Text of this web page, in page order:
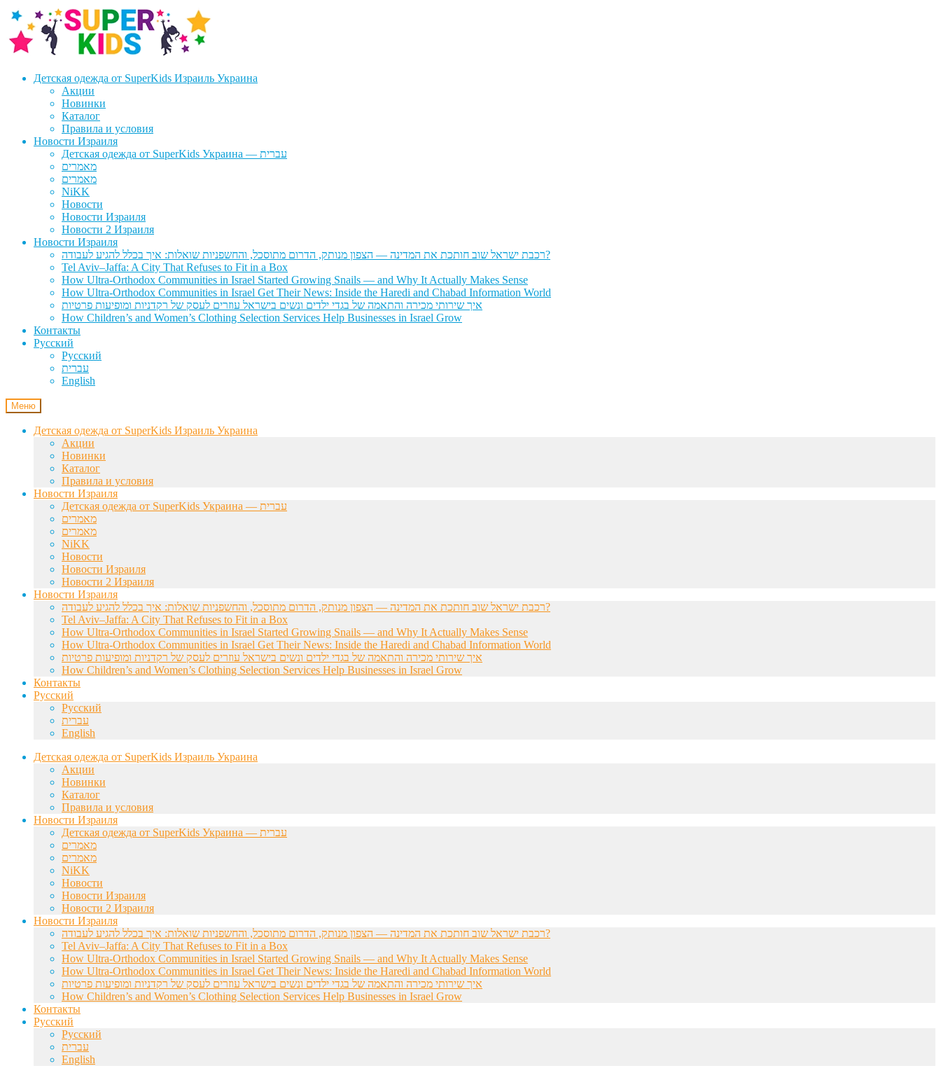
Перейти
навигации
Перейти
содержимому
Детская одежда от SuperKids Израиль Украина
Акции
Новинки
Каталог
Правила и условия
Новости Израиля
Детская одежда от SuperKids Украина — עברית
מאמרים
מאמרים
NiKK
Новости
Новости Израиля
Новости 2 Израиля
Новости Израиля
רכבת ישראל שוב חותכת את המדינה — הצפון מנותק, הדרום מתוסכל, והחשפניות שואלות: איך בכלל להגיע לעבודה?
Tel Aviv–Jaffa: A City That Refuses to Fit in a Box
How Ultra-Orthodox Communities in Israel Started Growing Snails — and Why It Actually Makes Sense
How Ultra-Orthodox Communities in Israel Get Their News: Inside the Haredi and Chabad Information World
איך שירותי מכירה והתאמה של בגדי ילדים ונשים בישראל עוזרים לעסק של רקדניות ומופיעות פרטיות
How Children’s and Women’s Clothing Selection Services Help Businesses in Israel Grow
Контакты
Русский
Русский
עברית
English
Меню
Детская одежда от SuperKids Израиль Украина
Акции
Новинки
Каталог
Правила и условия
Новости Израиля
Детская одежда от SuperKids Украина — עברית
מאמרים
מאמרים
NiKK
Новости
Новости Израиля
Новости 2 Израиля
Новости Израиля
רכבת ישראל שוב חותכת את המדינה — הצפון מנותק, הדרום מתוסכל, והחשפניות שואלות: איך בכלל להגיע לעבודה?
Tel Aviv–Jaffa: A City That Refuses to Fit in a Box
How Ultra-Orthodox Communities in Israel Started Growing Snails — and Why It Actually Makes Sense
How Ultra-Orthodox Communities in Israel Get Their News: Inside the Haredi and Chabad Information World
איך שירותי מכירה והתאמה של בגדי ילדים ונשים בישראל עוזרים לעסק של רקדניות ומופיעות פרטיות
How Children’s and Women’s Clothing Selection Services Help Businesses in Israel Grow
Контакты
Русский
Русский
עברית
English
Детская одежда от SuperKids Израиль Украина
Акции
Новинки
Каталог
Правила и условия
Новости Израиля
Детская одежда от SuperKids Украина — עברית
מאמרים
מאמרים
NiKK
Новости
Новости Израиля
Новости 2 Израиля
Новости Израиля
רכבת ישראל שוב חותכת את המדינה — הצפון מנותק, הדרום מתוסכל, והחשפניות שואלות: איך בכלל להגיע לעבודה?
Tel Aviv–Jaffa: A City That Refuses to Fit in a Box
How Ultra-Orthodox Communities in Israel Started Growing Snails — and Why It Actually Makes Sense
How Ultra-Orthodox Communities in Israel Get Their News: Inside the Haredi and Chabad Information World
איך שירותי מכירה והתאמה של בגדי ילדים ונשים בישראל עוזרים לעסק של רקדניות ומופיעות פרטיות
How Children’s and Women’s Clothing Selection Services Help Businesses in Israel Grow
Контакты
Русский
Русский
עברית
English